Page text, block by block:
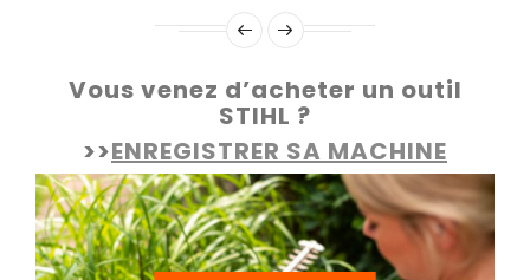
Vous venez d’acheter un outil
STIHL ?
>>ENREGISTRER SA MACHINE